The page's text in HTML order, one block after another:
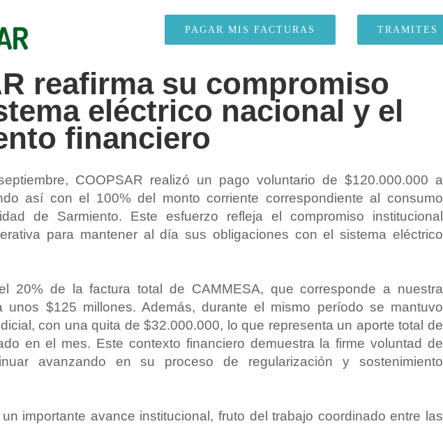
PAGAR MIS FACTURAS TRAMITES
reafirma su compromiso
eléctrico nacional y el
financiero
COOPSAR realizó un pago voluntario de $120.000.000 a
así con el 100% del monto corriente correspondiente al consumo
de Sarmiento. Este esfuerzo refleja el compromiso institucional
para mantener al día sus obligaciones con el sistema eléctrico
20% de la factura total de CAMMESA, que corresponde a nuestra
unos $125 millones. Además, durante el mismo período se mantuvo
con una quita de $32.000.000, lo que representa un aporte total de
en el mes. Este contexto financiero demuestra la firme voluntad de
avanzando en su proceso de regularización y sostenimiento
importante avance institucional, fruto del trabajo coordinado entre las